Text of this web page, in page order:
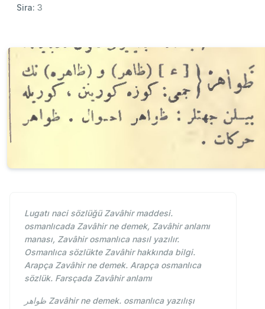
Sira: 3
Lugatı naci sözlüğü Zavâhir maddesi.
osmanlıcada Zavâhir ne demek, Zavâhir anlamı
manası, Zavâhir osmanlıca nasıl yazılır.
Osmanlıca sözlükte Zavâhir hakkında bilgi.
Arapça Zavâhir ne demek. Arapça osmanlıca
sözlük. Farsçada Zavâhir anlamı
ظواهر Zavâhir ne demek. osmanlıca yazılışı